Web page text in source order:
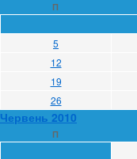
П
5
12
19
26
Червень 2010
П